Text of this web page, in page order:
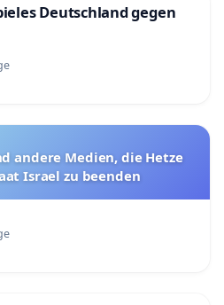
Deutschland gegen
andere Medien, die Hetze
Israel zu beenden